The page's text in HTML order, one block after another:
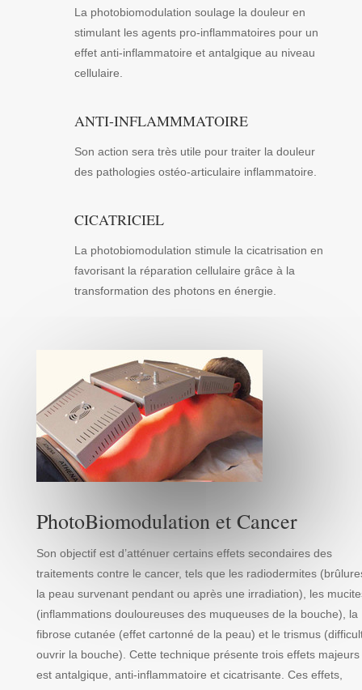
La photobiomodulation soulage la douleur en
stimulant les agents pro-inflammatoires pour un
effet anti-inflammatoire et antalgique au niveau
cellulaire.
ANTI-INFLAMMMATOIRE
Son action sera très utile pour traiter la douleur
des pathologies ostéo-articulaire inflammatoire.
CICATRICIEL
La photobiomodulation stimule la cicatrisation en
favorisant la réparation cellulaire grâce à la
transformation des photons en énergie.
PhotoBiomodulation et Cancer
Son objectif est d’atténuer certains effets secondaires des
traitements contre le cancer, tels que les radiodermites
la peau survenant pendant ou après une irradiation), les
(inflammations douloureuses des muqueuses de la bouche), la
fibrose cutanée (effet cartonné de la peau) et le trismus
ouvrir la bouche). Cette technique présente trois effets majeurs
est antalgique, anti-inflammatoire et cicatrisante. Ces effets,